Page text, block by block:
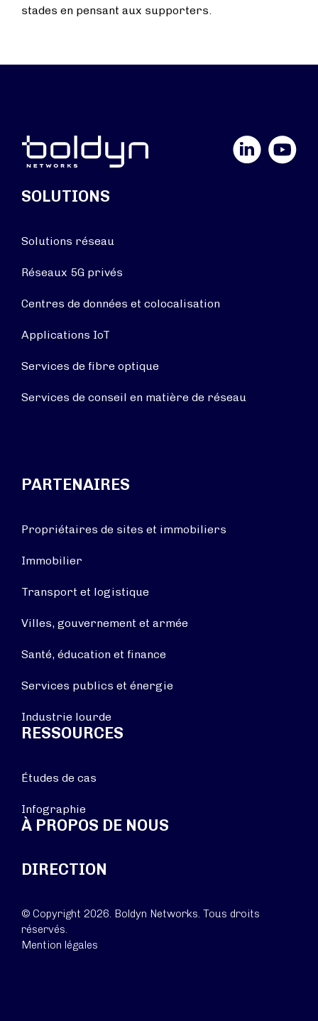
stades en pensant aux supporters.
YouTube
SOLUTIONS
Solutions réseau
Réseaux 5G privés
Centres de données et colocalisation
Applications IoT
Services de fibre optique
Services de conseil en matière de réseau
PARTENAIRES
Propriétaires de sites et immobiliers
Immobilier
Transport et logistique
Villes, gouvernement et armée
Santé, éducation et finance
Services publics et énergie
Industrie lourde
RESSOURCES
Études de cas
Infographie
À PROPOS DE NOUS
DIRECTION
© Copyright 2026. Boldyn Networks. Tous droits
réservés.
Mention légales